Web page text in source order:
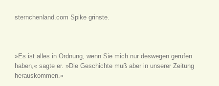
sternchenland.com Spike grinste.
»Es ist alles in Ordnung, wenn Sie mich nur deswegen gerufen
haben,« sagte er. »Die Geschichte muß aber in unserer Zeitung
herauskommen.«